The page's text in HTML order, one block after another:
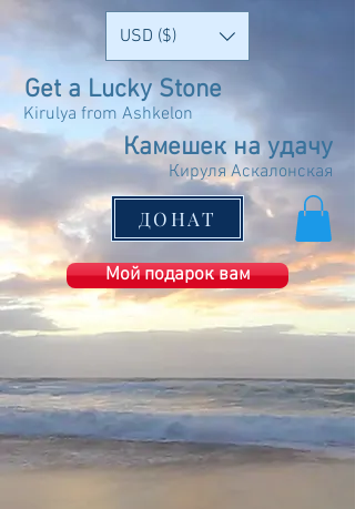
USD ($)
Get a Lucky Stone
Kirulya from Ashkelon
Камешек на удачу
Кируля Аскалонская
ДОНАТ
Мой подарок вам